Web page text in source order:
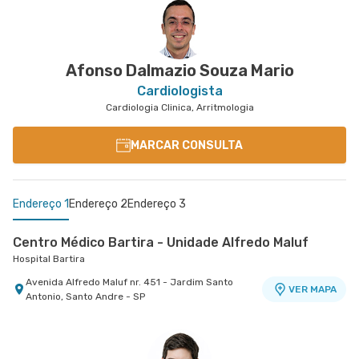
Afonso Dalmazio Souza Mario
Cardiologista
Cardiologia Clinica, Arritmologia
MARCAR CONSULTA
Endereço 1 Endereço 2Endereço 3
Centro Médico Bartira - Unidade Alfredo Maluf
Hospital Bartira
Avenida Alfredo Maluf nr. 451 - Jardim Santo
Antonio, Santo Andre - SP
VER MAPA